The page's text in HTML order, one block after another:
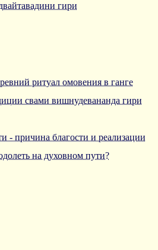
гири
ритуал омовения в ганге
свами вишнудевананда гири
- причина благости и реализации
на духовном пути?